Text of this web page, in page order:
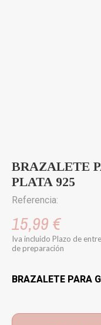
BRAZALETE
PLATA 925
Referencia:
15,99 €
Iva incluido Plazo de
de preparación
BRAZALETE PARA